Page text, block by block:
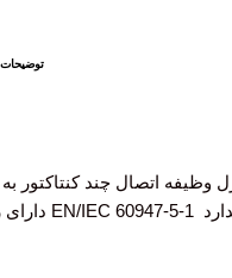
توضیحات
وظیفه اتصال چند